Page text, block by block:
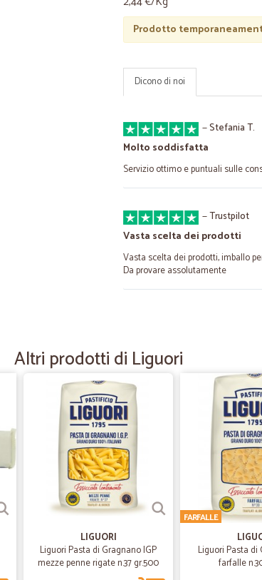
Prodotto
Dicono di noi
—Stefania T.
Molto soddisfatta
Servizio ottimo e puntuali sulle
—Trustpilot
Vasta scelta dei prodotti
Vasta scelta dei prodotti, imballo
Da provare assolutamente
In generale sono soddisfatto di
perché nella fornitura dei salumi
plastica trasparente ma in
queste tre buste era di 5 giorni
parere ,per un acquisto online di
dovrebbe essere almeno di una
preferisco che in fase di ordine mi
invece di fornirmi un prodotto
Davide R.
Ottima esperienza
Ottima esperienza. Assortimento,
Altri prodotti di Liguori
LIGUORI
Liguori Pasta di Gragnano IGP
mezze penne rigate n.37 gr.500
Liguori Pasta di
farfalle
FARFALLE